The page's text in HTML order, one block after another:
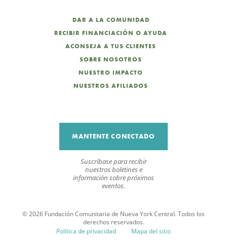
DAR A LA COMUNIDAD
RECIBIR FINANCIACIÓN O AYUDA
ACONSEJA A TUS CLIENTES
SOBRE NOSOTROS
NUESTRO IMPACTO
NUESTROS AFILIADOS
MANTENTE CONECTADO
Suscríbase para recibir
nuestros boletines e
información sobre próximos
eventos.
© 2026 Fundación Comunitaria de Nueva York Central. Todos los
derechos reservados.
Política de privacidad
Mapa del sitio